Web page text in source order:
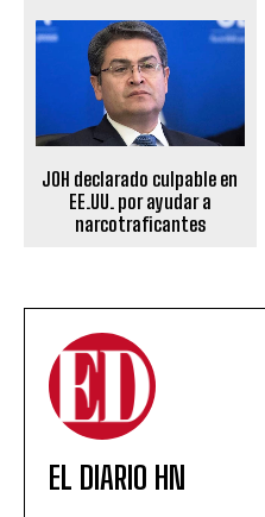
JOH declarado culpable en
EE.UU. por ayudar a
narcotraficantes
EL DIARIO HN